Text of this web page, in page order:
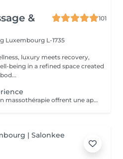
&
101
Luxembourg L-1735
luxury meets recovery,
being in a refined space created
Les ventouses en bambou en massothérapie offrent une approche naturelle, douce et non invasive pour le soin du corps Elles agissent en profondeur tout en respectant les tissus, sans provoquer de douleur ni de marques. Bienfaits principaux : Stimulent la microcirculation sanguine et améliorent l'oxygénation des tissus Favorisent la récupération musculaire et réduisent les tensions, notamment au niveau du dos et de la nuque Produisent un effet de drainage lymphatique, aidant à diminuer les dèmes Améliorent la tonicité et l'élasticité de la peau Induisent une relaxation profonde, bénéfique en cas de stress Grâce aux propriétés naturelles du bambou, le massage se caractérise par un glissement fluide et une pression maîtrisée, garantissant un soin confortable et non traumatique. Contre-indications : Affections cutanées inflammatoires, varices, hypertension artérielle sévère, fragilité vasculaire.